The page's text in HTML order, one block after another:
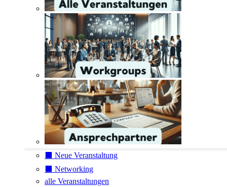
⬛️ Neue Veranstaltung
⬛️ Networking
alle Veranstaltungen